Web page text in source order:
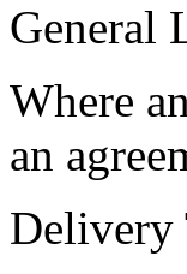
General
Where
an
Delivery